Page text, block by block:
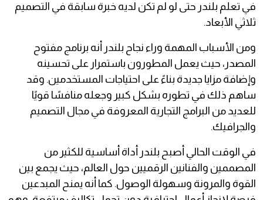
في تعلم بلندر حتى لو لم تكن لديه خبرة سابقة في التصميم
ثلاثي الأبعاد.
ومن الأسباب المهمة وراء نجاح بلندر أنه برنامج مفتوح
المصدر، حيث يعمل المطورون باستمرار على تحسينه
وإضافة مزايا جديدة بناءً على احتياجات المستخدمين. وقد
ساهم ذلك في تطوره بشكل كبير وجعله منافسًا قويًا
للعديد من البرامج التجارية المعروفة في مجال التصميم
والجرافيك.
في الوقت الحالي أصبح بلندر أداة أساسية للكثير من
المصممين والفنانين الرقميين حول العالم، حيث يجمع بين
القوة والمرونة وسهولة الوصول. كما أنه يمنح المبدعين